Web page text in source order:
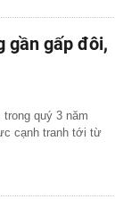
với
gần gấp đôi,
quý 3 năm
cạnh tranh tới từ